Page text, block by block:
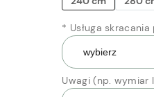
* Usługa skracania
Uwagi (np. wymiar